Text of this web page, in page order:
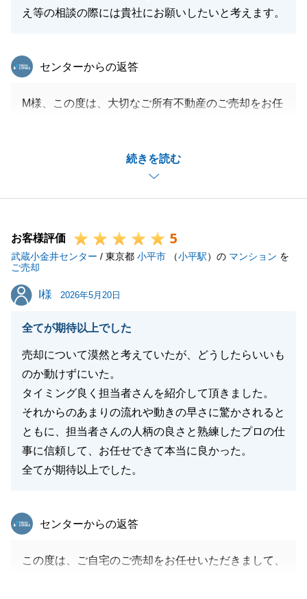
え等の相談の際には貴社にお願いしたいと考えます。
続きを読む
東急リバブル
センターからの返答
M様、この度は、大切なご所有不動産のご売却をお任
き、無事にお取引を終えることができて嬉しく思いま
いつも優しくご対応いただき心より感謝申し上げま
今後も不動産関連についてお困り事がございましたら
お気軽にご連絡下さい。
今後とも末永くよろしくお願い申し上げます。
お客様評価 5
武蔵小金井センター / 東京都 小平市 （小平駅）の マンション を
ご売却
I様
I様 2026年5月20日
全てが期待以上でした
売却について漠然と考えていたが、どうしたらいいも
のか動けずにいた。
タイミング良く担当者さんを紹介して頂きました。
それからのあまりの流れや動きの早さに驚かされると
ともに、担当者さんの人柄の良さと熟練したプロの仕
事に信頼して、お任せできて本当に良かった。
全てが期待以上でした。
東急リバブル
センターからの返答
この度は、ご自宅のご売却をお任せいただきまして、